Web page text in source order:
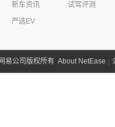
新车资讯
试驾评测
严选EV
易公司版权所有 About NetEase